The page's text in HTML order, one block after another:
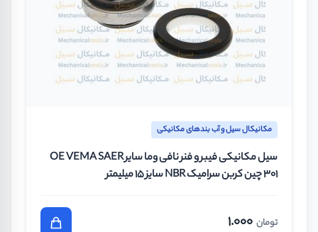
مکانیکال سیل و آب بندهای مکانیکی
سیل مکانیکی فیبر و فنر نافی وما سایر OE VEMA SAER
301 چین کربن سرامیک NBR سایز 15 میلیمتر
تومان 1.000